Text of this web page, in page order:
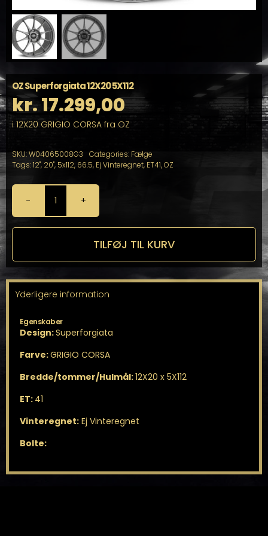
OZ Superforgiata 12X20 5X112
kr.17.299,00
i 12X20 GRIGIO CORSA fra OZ
SKU:W04065008G3 Categories: Fælge
Tags:12", 20", 5x112, 66.5, Ej Vinteregnet, ET41,OZ
OZ
Superforgiata
12X20
TILFØJ TIL KURV
Yderligere information
Egenskaber
Design:Superforgiata
Farve:GRIGIO CORSA
Bredde/tommer/Hulmål:12X20 x 5X112
ET: 41
Vinteregnet:Ej Vinteregnet
Bolte: